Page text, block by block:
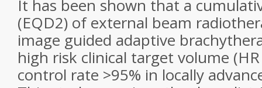
It has been shown that a
(EQD2) of external beam
image guided adaptive
high risk clinical target volume
control rate >95% in locally